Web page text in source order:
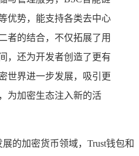
优势，能支持各类去中心
者的结合，不仅拓展了用
，还为开发者创造了更有
世界进一步发展，吸引更
为加密生态注入新的活
的加密货币领域，Trust钱包和